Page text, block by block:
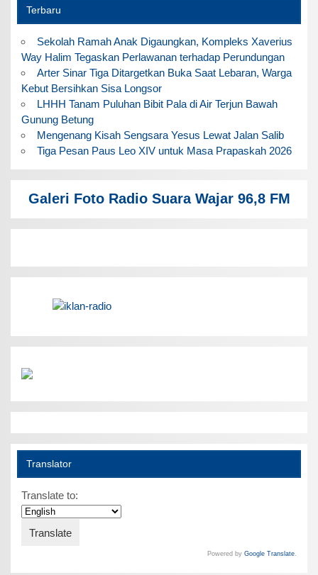
Terbaru
Sekolah Ramah Anak Digaungkan, Kompleks Xaverius
Way Halim Tegaskan Perlawanan terhadap Perundungan
Arter Sinar Tiga Ditargetkan Buka Saat Lebaran, Warga
Kebut Bersihkan Sisa Longsor
LHHH Tanam Puluhan Bibit Pala di Air Terjun Bawah
Gunung Betung
Mengenang Kisah Sengsara Yesus Lewat Jalan Salib
Tiga Pesan Paus Leo XIV untuk Masa Prapaskah 2026
Galeri Foto Radio Suara Wajar 96,8 FM
Translator
Translate to:
Powered by Google Translate.